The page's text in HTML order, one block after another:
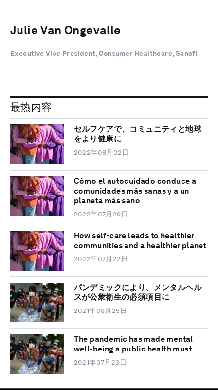
Julie Van Ongevalle
Executive Vice President, Consumer Healthcare, Sanofi
最热内容
セルフケアで、コミュニティと地球
をより健康に
2022年08月02日
Cómo el autocuidado conduce a
comunidades más sanas y a un
planeta más sano
2022年07月29日
How self-care leads to healthier
communities and a healthier planet
2022年07月22日
パンデミックにより、メンタルヘル
スが公衆衛生の必須項目に
2021年08月25日
The pandemic has made mental
well-being a public health must
2021年07月23日